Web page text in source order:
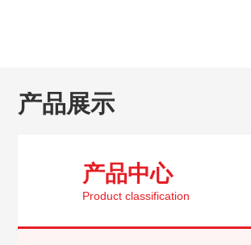
产品展示
产品中心
Product classification